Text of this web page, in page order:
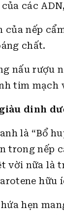
các
của nếp
chất.
nấu rượu
tim mạch
dinh
là “Bổ
trong nếp
vời nữa
hữu
hẹn